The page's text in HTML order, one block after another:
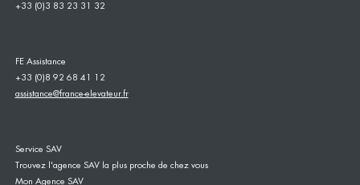
+33 (0)3 83 23 31 32
FE Assistance
+33 (0)8 92 68 41 12
assistance@france-elevateur.fr
Service SAV
Trouvez l'agence SAV la plus proche de chez vous
Mon Agence SAV